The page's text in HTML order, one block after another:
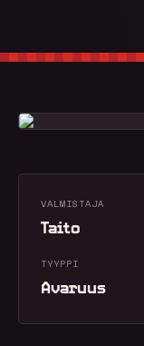
VALMISTAJA
Taito
TYYPPI
Avaruus